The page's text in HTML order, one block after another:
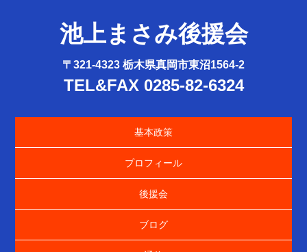
池上まさみ後援会
〒321-4323 栃木県真岡市東沼1564-2
TEL&FAX 0285-82-6324
基本政策
プロフィール
後援会
ブログ